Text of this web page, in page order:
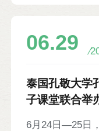
阅兵式表演，
Rajoelina、马达
点和菲亚纳兰楚
示中国传统服饰
06.29
泰国孔敬大学
子课堂联合举
6月24日—25日